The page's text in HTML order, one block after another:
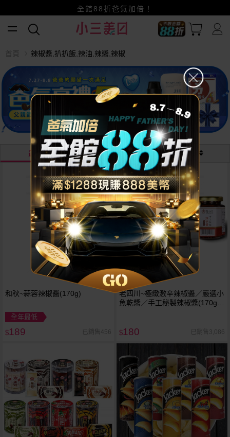
賺美幣~換好禮~立即換GO~
小三美日x全支付~美幣+全點折上折超划算
全館88折爸氣加倍！
最熱銷 最新 價格
首頁 辣椒醬,扒扒飯,辣油,辣醬,辣椒
和秋~蒜蓉辣椒醬(170g)
全年最低
$189 已銷售456
老四川~極緻激辛辣椒醬／嚴選小
魚乾醬／手工秘製辣椒醬(170g)
$180 已銷售3,086